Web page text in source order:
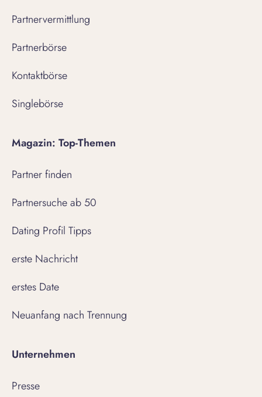
Partnervermittlung
Partnerbörse
Kontaktbörse
Singlebörse
Magazin: Top-Themen
Partner finden
Partnersuche ab 50
Dating Profil Tipps
erste Nachricht
erstes Date
Neuanfang nach Trennung
Unternehmen
Presse